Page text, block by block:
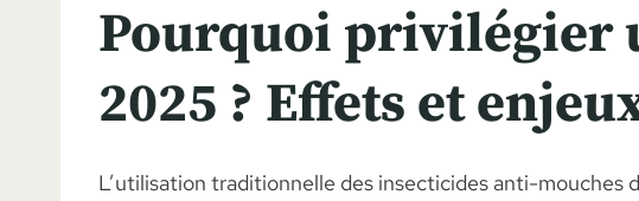
Pourquoi privilégier
2025 ? Effets et
L’utilisation traditionnelle des insecticides anti-mouches